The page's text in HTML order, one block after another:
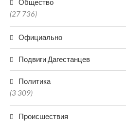
Общество
(27 736)
Официально
Подвиги Дагестанцев
Политика
(3 309)
Происшествия